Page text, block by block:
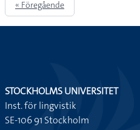
« Föregående
STOCKHOLMS UNIVERSITET
Inst. för lingvistik
SE-106 91 Stockholm